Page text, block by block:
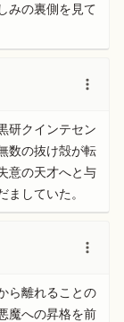
みの裏側を見て
研クインテセン
数の抜け殻が転
意の天才へと与
していた。
ら離れることの
魔への昇格を前